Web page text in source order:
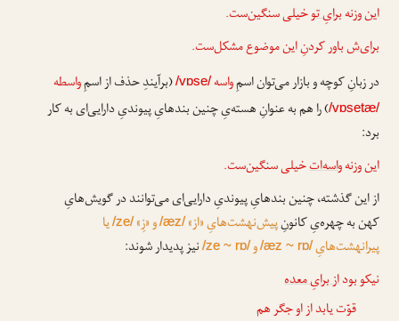
این وزنهبرایِ توخیلی سنگین‌ست.
برای‌شباور کردنِ این موضوع مشکل‌ست.
در زبانِ کوچه و بازار می‌توان اسمِواسه/vɒse/(برآیندِ حذف از اسمِواسطه
/vɒsetæ/) را هم به عنوانِ هسته‌یِ چنین بندهایِ پیوندیِ دارایی‌ای به کار
برد:
این وزنهواسه‌اتخیلی سنگین‌ست.
از این گذشته، چنین بندهایِ پیوندیِ دارایی‌ای می‌توانند در گویش‌هایِ
کهن به چهره‌یِ کانونِپیش‌نهشت‌هایِ «از»/æz/و «زِ»/ze/یا
پیرانهشت‌هایِ/æz ~ rɒ/و/ze ~ rɒ/نیز پدیدار شوند:
نیکو بوداز برایِ معده
قوّت یابد از او جگر هم